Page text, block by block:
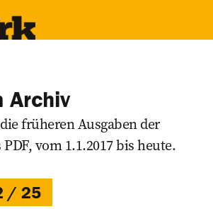
Archiv
früheren Ausgaben der
vom 1.1.2017 bis heute.
/ 25